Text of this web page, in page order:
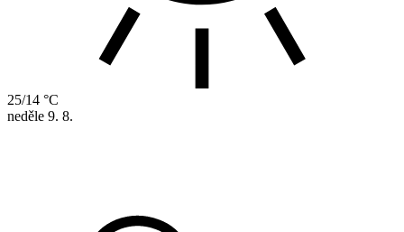
25/14 °C
neděle 9. 8.